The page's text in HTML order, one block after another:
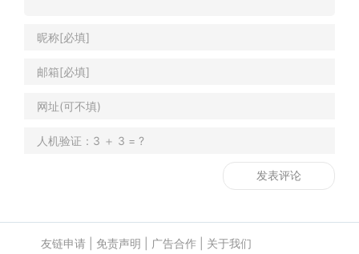
友链申请| 免责声明 广告合作| 关于我们